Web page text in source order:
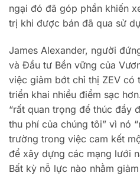
ngại đó đã góp phần khiến
trị khi được bán đã qua sử
James Alexander, người
và Đầu tư Bền vững của
việc giảm bớt chỉ thị ZEV có
triển khai nhiều điểm sạc
“rất quan trọng để thúc đẩy
thu phí của chúng tôi” vì nó
trường trong việc cam kết
để xây dựng các mạng lưới
Bất kỳ nỗ lực nào nhằm